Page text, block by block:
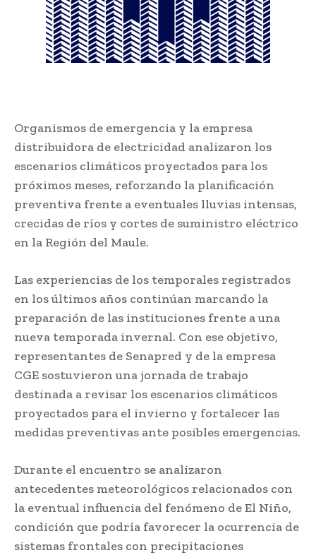
Organismos de emergencia y la empresa
distribuidora de electricidad analizaron los
escenarios climáticos proyectados para los
próximos meses, reforzando la planificación
preventiva frente a eventuales lluvias intensas,
crecidas de ríos y cortes de suministro eléctrico
en la Región del Maule.
Las experiencias de los temporales registrados
en los últimos años continúan marcando la
preparación de las instituciones frente a una
nueva temporada invernal. Con ese objetivo,
representantes de Senapred y de la empresa
CGE sostuvieron una jornada de trabajo
destinada a revisar los escenarios climáticos
proyectados para el invierno y fortalecer las
medidas preventivas ante posibles emergencias.
Durante el encuentro se analizaron
antecedentes meteorológicos relacionados con
la eventual influencia del fenómeno de El Niño,
condición que podría favorecer la ocurrencia de
sistemas frontales con precipitaciones